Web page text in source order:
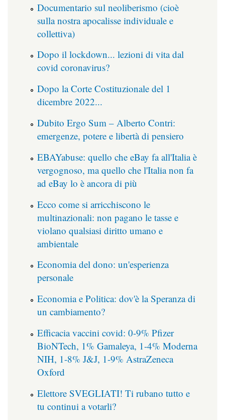
Documentario sul neoliberismo (cioè
sulla nostra apocalisse individuale e
collettiva)
Dopo il lockdown... lezioni di vita dal
covid coronavirus?
Dopo la Corte Costituzionale del 1
dicembre 2022...
Dubito Ergo Sum – Alberto Contri:
emergenze, potere e libertà di pensiero
EBAYabuse: quello che eBay fa all'Italia è
vergognoso, ma quello che l'Italia non fa
ad eBay lo è ancora di più
Ecco come si arricchiscono le
multinazionali: non pagano le tasse e
violano qualsiasi diritto umano e
ambientale
Economia del dono: un'esperienza
personale
Economia e Politica: dov'è la Speranza di
un cambiamento?
Efficacia vaccini covid: 0-9% Pfizer
BioNTech, 1% Gamaleya, 1-4% Moderna
NIH, 1-8% J&J, 1-9% AstraZeneca
Oxford
Elettore SVEGLIATI! Ti rubano tutto e
tu continui a votarli?